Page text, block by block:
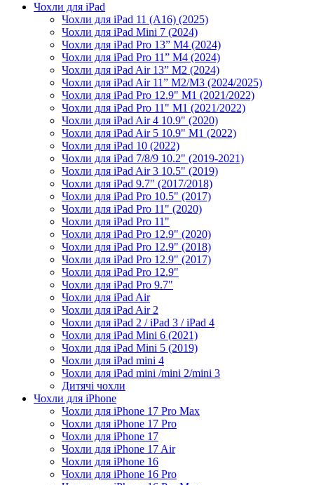
Чохли для iPad
Чохли для iPad 11 (A16) (2025)
Чохли для iPad Mini 7 (2024)
Чохли для iPad Pro 13” M4 (2024)
Чохли для iPad Pro 11” M4 (2024)
Чохли для iPad Air 13” M2 (2024)
Чохли для iPad Air 11” M2/M3 (2024/2025)
Чохли для iPad Pro 12.9" M1 (2021/2022)
Чохли для iPad Pro 11" M1 (2021/2022)
Чохли для iPad Air 4 10.9" (2020)
Чохли для iPad Air 5 10.9" M1 (2022)
Чохли для iPad 10 (2022)
Чохли для iPad 7/8/9 10.2" (2019-2021)
Чохли для iPad Air 3 10.5" (2019)
Чохли для iPad 9.7" (2017/2018)
Чохли для iPad Pro 10.5" (2017)
Чохли для iPad Pro 11" (2020)
Чохли для iPad Pro 11"
Чохли для iPad Pro 12.9" (2020)
Чохли для iPad Pro 12.9" (2018)
Чохли для iPad Pro 12.9" (2017)
Чохли для iPad Pro 12.9"
Чохли для iPad Pro 9.7"
Чохли для iPad Air
Чохли для iPad Air 2
Чохли для iPad 2 / iPad 3 / iPad 4
Чохли для iPad Mini 6 (2021)
Чохли для iPad Mini 5 (2019)
Чохли для iPad mini 4
Чохли для iPad mini /mini 2/mini 3
Дитячі чохли
Чохли для iPhone
Чохли для iPhone 17 Pro Max
Чохли для iPhone 17 Pro
Чохли для iPhone 17
Чохли для iPhone 17 Air
Чохли для iPhone 16
Чохли для iPhone 16 Pro